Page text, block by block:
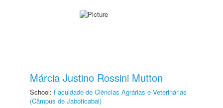
Márcia Justino Rossini Mutton
School: Faculdade de Ciências Agrárias e Veterinárias
(Câmpus de Jaboticabal)